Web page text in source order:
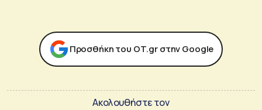
Προσθήκη του ΟΤ.gr στην Google
Ακολουθήστε τον